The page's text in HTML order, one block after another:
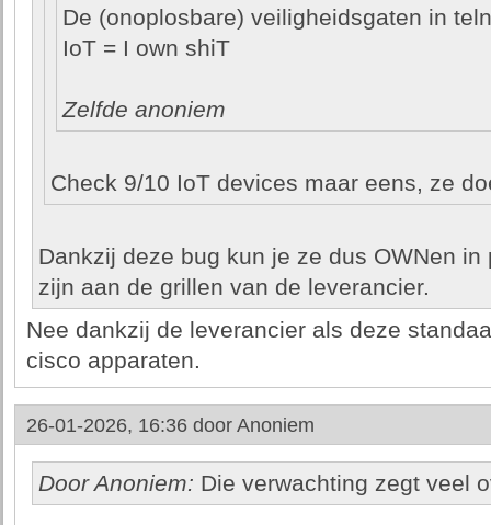
De (onoplosbare) veiligheidsgaten in
IoT = I own shiT
Zelfde anoniem
Check 9/10 IoT devices maar eens, ze
Dankzij deze bug kun je ze dus OWNen
zijn aan de grillen van de leverancier.
Nee dankzij de leverancier als deze
cisco apparaten.
26-01-2026, 16:36 door Anoniem
Door Anoniem: Die verwachting zegt veel